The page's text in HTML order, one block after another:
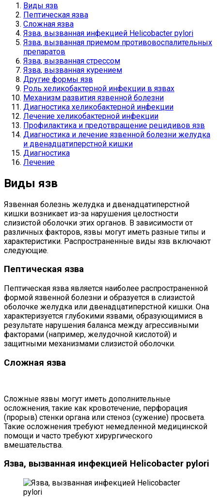
Виды язв
Пептическая язва
Сложная язва
Язва, вызванная инфекцией Helicobacter pylori
Язва, вызванная приемом противовоспалительных
препаратов
Язва, вызванная стрессом
Язва, вызванная курением
Другие формы язв
Роль хеликобактерной инфекции в язвах
Механизм развития язвенной болезни
Диагностика хеликобактерной инфекции
Лечение хеликобактерной инфекции
Профилактика и предотвращение рецидивов язв
Диагностика и лечение язвенной болезни желудка
и двенадцатиперстной кишки
Диагностика
Лечение
Виды язв
Язвенная болезнь желудка и двенадцатиперстной
кишки возникает из-за нарушения целостности
слизистой оболочки этих органов. В зависимости от
различных факторов, язвы могут иметь разные типы и
характеристики. Распространенные виды язв включают
следующие.
Пептическая язва
Пептическая язва является наиболее распространенной
формой язвенной болезни и образуется в слизистой
оболочке желудка или двенадцатиперстной кишки. Она
характеризуется глубокими язвами, образующимися в
результате нарушения баланса между агрессивными
факторами (например, желудочной кислотой) и
защитными механизмами слизистой оболочки.
Сложная язва
Сложные язвы могут иметь дополнительные
осложнения, такие как кровотечение, перфорация
(прорыв) стенки органа или стеноз (сужение) просвета.
Такие осложнения требуют немедленной медицинской
помощи и часто требуют хирургического
вмешательства.
Язва, вызванная инфекцией Helicobacter pylori